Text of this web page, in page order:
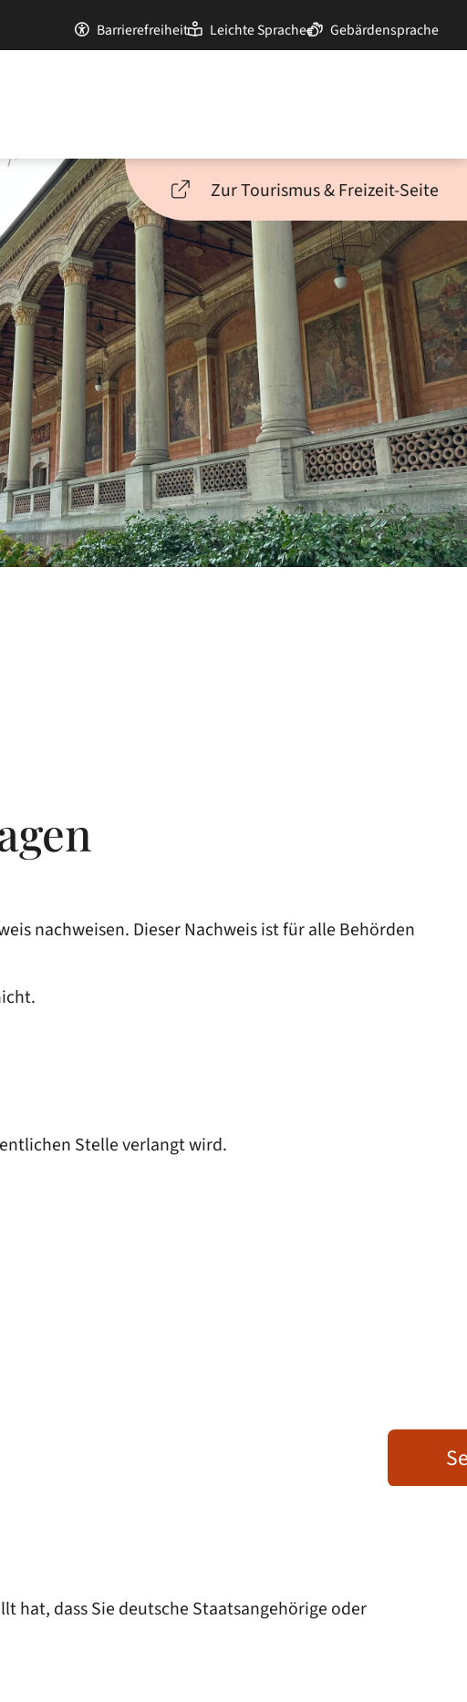
Barrierefreiheit Leichte Sprache Gebärdensprache
Zur Tourismus & Freizeit-Seite
nachweisen. Dieser Nachweis ist für alle Behörden
Stelle verlangt wird.
hat, dass Sie deutsche Staatsangehörige oder